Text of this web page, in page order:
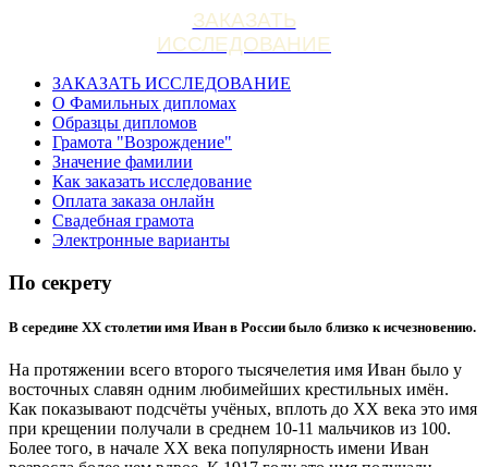
ЗАКАЗАТЬ
ИССЛЕДОВАНИЕ
ЗАКАЗАТЬ ИССЛЕДОВАНИЕ
О Фамильных дипломах
Образцы дипломов
Грамота "Возрождение"
Значение фамилии
Как заказать исследование
Оплата заказа онлайн
Свадебная грамота
Электронные варианты
По секрету
В середине XX столетии имя Иван в России было близко к исчезновению.
На протяжении всего второго тысячелетия имя Иван было у
восточных славян одним любимейших крестильных имён.
Как показывают подсчёты учёных, вплоть до XX века это имя
при крещении получали в среднем 10-11 мальчиков из 100.
Более того, в начале XX века популярность имени Иван